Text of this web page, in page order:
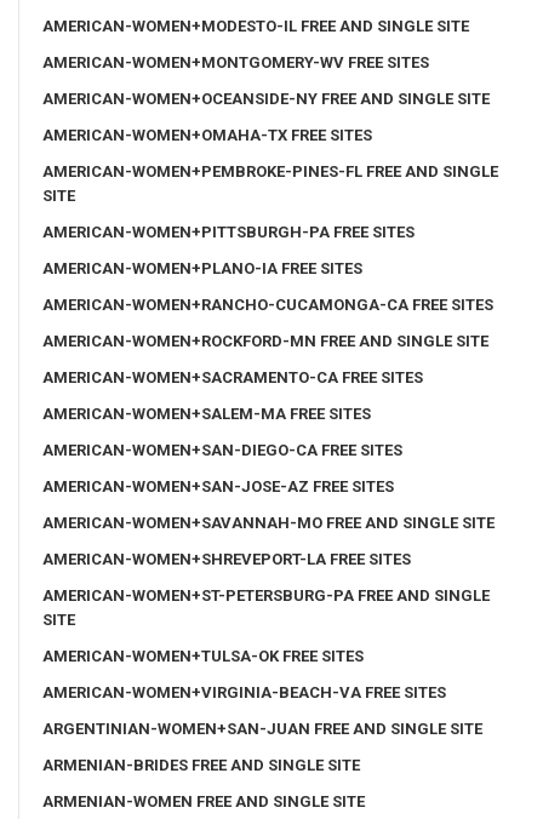
AMERICAN-WOMEN+MODESTO-IL FREE AND SINGLE SITE
AMERICAN-WOMEN+MONTGOMERY-WV FREE SITES
AMERICAN-WOMEN+OCEANSIDE-NY FREE AND SINGLE SITE
AMERICAN-WOMEN+OMAHA-TX FREE SITES
AMERICAN-WOMEN+PEMBROKE-PINES-FL FREE AND SINGLE
SITE
AMERICAN-WOMEN+PITTSBURGH-PA FREE SITES
AMERICAN-WOMEN+PLANO-IA FREE SITES
AMERICAN-WOMEN+RANCHO-CUCAMONGA-CA FREE SITES
AMERICAN-WOMEN+ROCKFORD-MN FREE AND SINGLE SITE
AMERICAN-WOMEN+SACRAMENTO-CA FREE SITES
AMERICAN-WOMEN+SALEM-MA FREE SITES
AMERICAN-WOMEN+SAN-DIEGO-CA FREE SITES
AMERICAN-WOMEN+SAN-JOSE-AZ FREE SITES
AMERICAN-WOMEN+SAVANNAH-MO FREE AND SINGLE SITE
AMERICAN-WOMEN+SHREVEPORT-LA FREE SITES
AMERICAN-WOMEN+ST-PETERSBURG-PA FREE AND SINGLE
SITE
AMERICAN-WOMEN+TULSA-OK FREE SITES
AMERICAN-WOMEN+VIRGINIA-BEACH-VA FREE SITES
ARGENTINIAN-WOMEN+SAN-JUAN FREE AND SINGLE SITE
ARMENIAN-BRIDES FREE AND SINGLE SITE
ARMENIAN-WOMEN FREE AND SINGLE SITE